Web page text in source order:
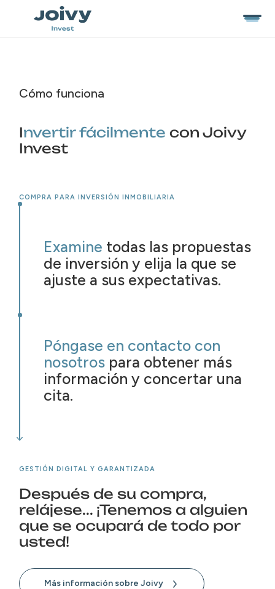
Cómo funciona
Invertir fácilmente con Joivy
Invest
COMPRA PARA INVERSIÓN INMOBILIARIA
Examine todas las propuestas
de inversión y elija la que se
ajuste a sus expectativas.
Póngase en contacto con
nosotros para obtener más
información y concertar una
cita.
GESTIÓN DIGITAL Y GARANTIZADA
Después de su compra,
relájese... ¡Tenemos a alguien
que se ocupará de todo por
usted!
Más información sobre Joivy